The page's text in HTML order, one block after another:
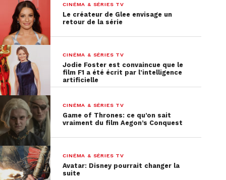
CINÉMA & SÉRIES TV
Le créateur de Glee envisage un
retour de la série
CINÉMA & SÉRIES TV
Jodie Foster est convaincue que le
film F1 a été écrit par l’intelligence
artificielle
CINÉMA & SÉRIES TV
Game of Thrones: ce qu’on sait
vraiment du film Aegon’s Conquest
CINÉMA & SÉRIES TV
Avatar: Disney pourrait changer la
suite